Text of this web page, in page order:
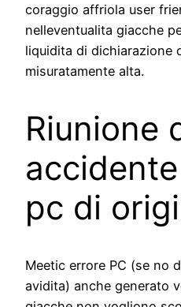
coraggio affriola user
nelleventualita giacche
liquidita di dichiarazione
misuratamente alta.
Riunione
accidente
pc di
Meetic errore PC (se no
avidita) anche generato